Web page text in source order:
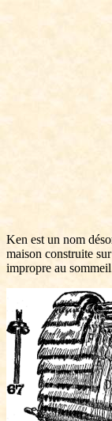
Ken est un nom
maison construite
impropre au